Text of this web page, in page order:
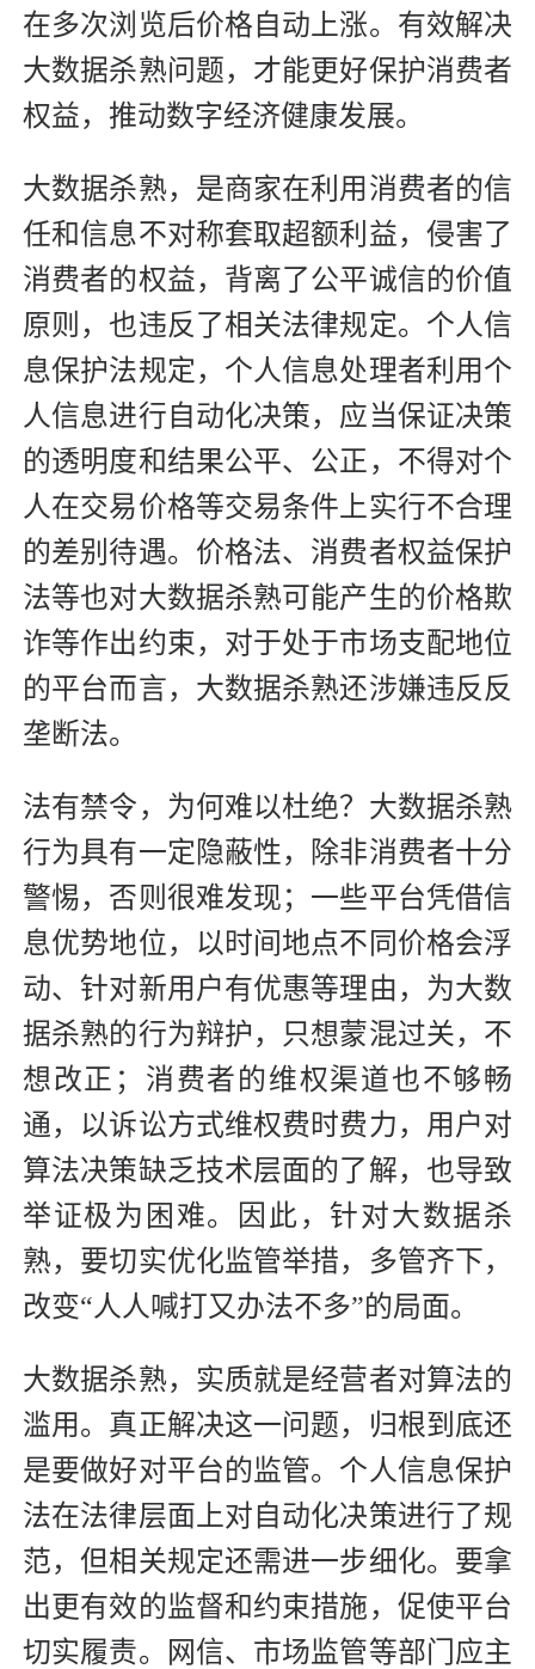
在多次浏览后价格自动上涨。有效解决
大数据杀熟问题，才能更好保护消费者
权益，推动数字经济健康发展。
大数据杀熟，是商家在利用消费者的信
任和信息不对称套取超额利益，侵害了
消费者的权益，背离了公平诚信的价值
原则，也违反了相关法律规定。个人信
息保护法规定，个人信息处理者利用个
人信息进行自动化决策，应当保证决策
的透明度和结果公平、公正，不得对个
人在交易价格等交易条件上实行不合理
的差别待遇。价格法、消费者权益保护
法等也对大数据杀熟可能产生的价格欺
诈等作出约束，对于处于市场支配地位
的平台而言，大数据杀熟还涉嫌违反反
垄断法。
法有禁令，为何难以杜绝？大数据杀熟
行为具有一定隐蔽性，除非消费者十分
警惕，否则很难发现；一些平台凭借信
息优势地位，以时间地点不同价格会浮
动、针对新用户有优惠等理由，为大数
据杀熟的行为辩护，只想蒙混过关，不
想改正；消费者的维权渠道也不够畅
通，以诉讼方式维权费时费力，用户对
算法决策缺乏技术层面的了解，也导致
举证极为困难。因此，针对大数据杀
熟，要切实优化监管举措，多管齐下，
改变“人人喊打又办法不多”的局面。
大数据杀熟，实质就是经营者对算法的
滥用。真正解决这一问题，归根到底还
是要做好对平台的监管。个人信息保护
法在法律层面上对自动化决策进行了规
范，但相关规定还需进一步细化。要拿
出更有效的监督和约束措施，促使平台
切实履责。网信、市场监管等部门应主